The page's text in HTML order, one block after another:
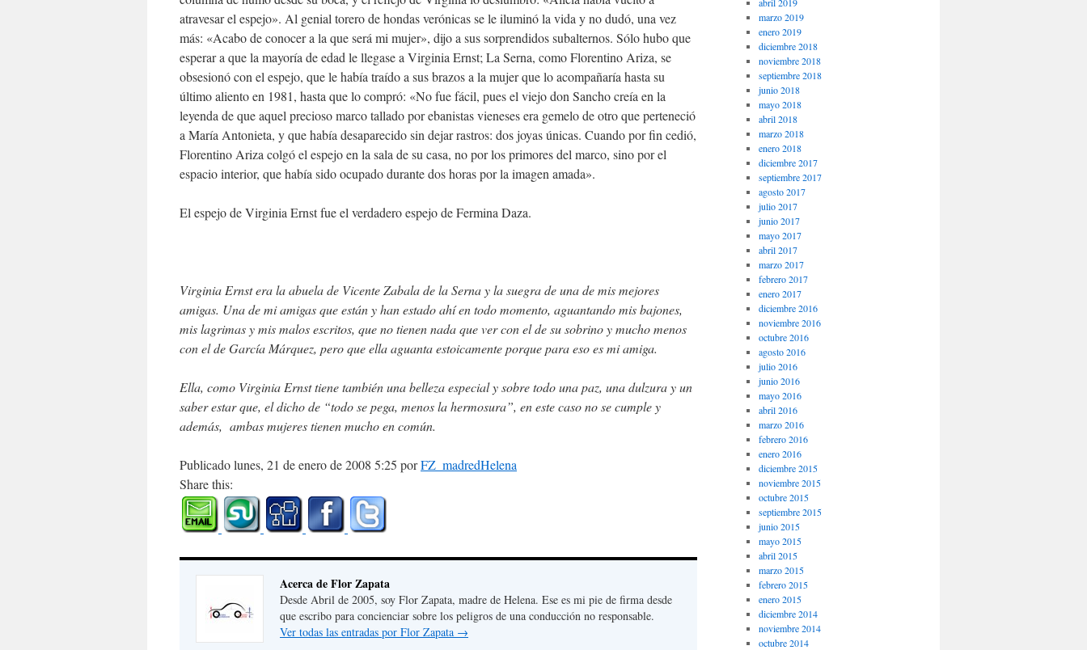
atravesar el espejo». Al genial torero de hondas verónicas se le iluminó la vida y no dudó, una vez
más: «Acabo de conocer a la que será mi mujer», dijo a sus sorprendidos subalternos. Sólo hubo que
esperar a que la mayoría de edad le llegase a Virginia Ernst; La Serna, como Florentino Ariza, se
obsesionó con el espejo, que le había traído a sus brazos a la mujer que lo acompañaría hasta su
último aliento en 1981, hasta que lo compró: «No fue fácil, pues el viejo don Sancho creía en la
leyenda de que aquel precioso marco tallado por ebanistas vieneses era gemelo de otro que perteneció
a María Antonieta, y que había desaparecido sin dejar rastros: dos joyas únicas. Cuando por fin cedió,
Florentino Ariza colgó el espejo en la sala de su casa, no por los primores del marco, sino por el
espacio interior, que había sido ocupado durante dos horas por la imagen amada».
El espejo de Virginia Ernst fue el verdadero espejo de Fermina Daza.
Virginia Ernst era la abuela de Vicente Zabala de la Serna y la suegra de una de mis mejores
amigas. Una de mi amigas que están y han estado ahí en todo momento, aguantando mis bajones,
mis lagrimas y mis malos escritos, que no tienen nada que ver con el de su sobrino y mucho menos
con el de García Márquez, pero que ella aguanta estoicamente porque para eso es mi amiga.
Ella, como Virginia Ernst tiene también una belleza especial y sobre todo una paz, una dulzura y un
saber estar que, el dicho de “todo se pega, menos la hermosura”, en este caso no se cumple y
además, ambas mujeres tienen mucho en común.
Publicado lunes, 21 de enero de 2008 5:25 porFZ_madredHelena
Share this:
Acerca de Flor Zapata
Desde Abril de 2005, soy Flor Zapata, madre de Helena. Ese es mi pie de firma desde
que escribo para concienciar sobre los peligros de una conducción no responsable.
Ver todas las entradas por Flor Zapata →
marzo 2019
enero 2019
diciembre 2018
noviembre 2018
septiembre 2018
junio 2018
mayo 2018
abril 2018
marzo 2018
enero 2018
diciembre 2017
septiembre 2017
agosto 2017
julio 2017
junio 2017
mayo 2017
abril 2017
marzo 2017
febrero 2017
enero 2017
diciembre 2016
noviembre 2016
octubre 2016
agosto 2016
julio 2016
junio 2016
mayo 2016
abril 2016
marzo 2016
febrero 2016
enero 2016
diciembre 2015
noviembre 2015
octubre 2015
septiembre 2015
junio 2015
mayo 2015
abril 2015
marzo 2015
febrero 2015
enero 2015
diciembre 2014
noviembre 2014
octubre 2014